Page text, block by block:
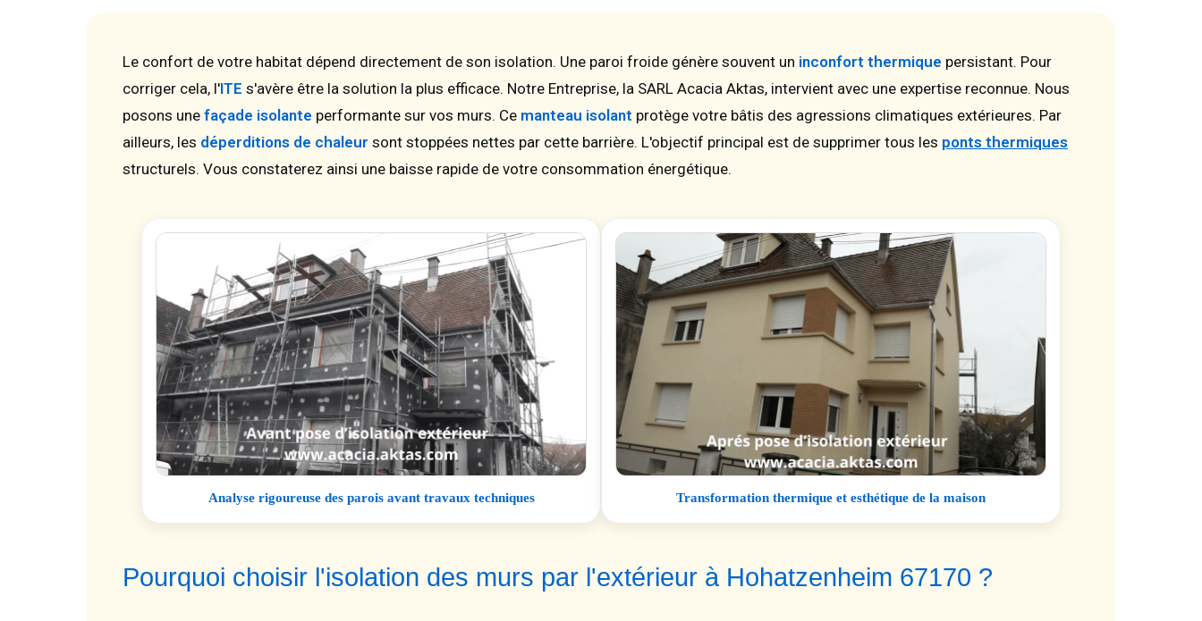
Le confort de votre habitat dépend directement de son isolation. Une paroi froide génère souvent un inconfort thermique persistant. Pour
corriger cela, l'ITE s'avère être la solution la plus efficace. Notre Entreprise, la SARL Acacia Aktas, intervient avec une expertise reconnue. Nous
posons une façade isolante performante sur vos murs. Ce manteau isolant protège votre bâtis des agressions climatiques extérieures. Par
ailleurs, les déperditions de chaleur sont stoppées nettes par cette barrière. L'objectif principal est de supprimer tous les ponts thermiques
structurels. Vous constaterez ainsi une baisse rapide de votre consommation énergétique.
Analyse rigoureuse des parois avant travaux techniques Transformation thermique et esthétique de la maison
Pourquoi choisir l'isolation des murs par l'extérieur à Hohatzenheim 67170 ?